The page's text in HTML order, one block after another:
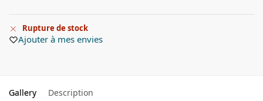
Rupture de stock
Ajouter à mes envies
Gallery Description